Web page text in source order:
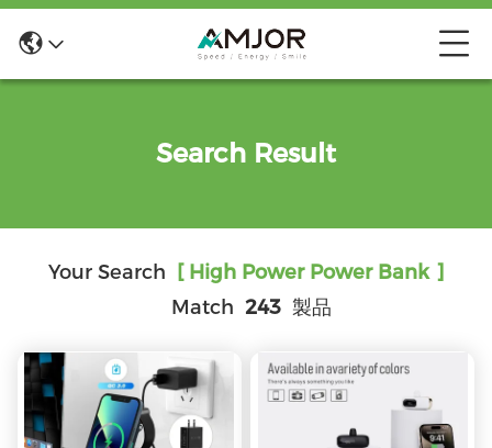
Search Result
Your Search [ High Power Power Bank ]
Match 243 製品